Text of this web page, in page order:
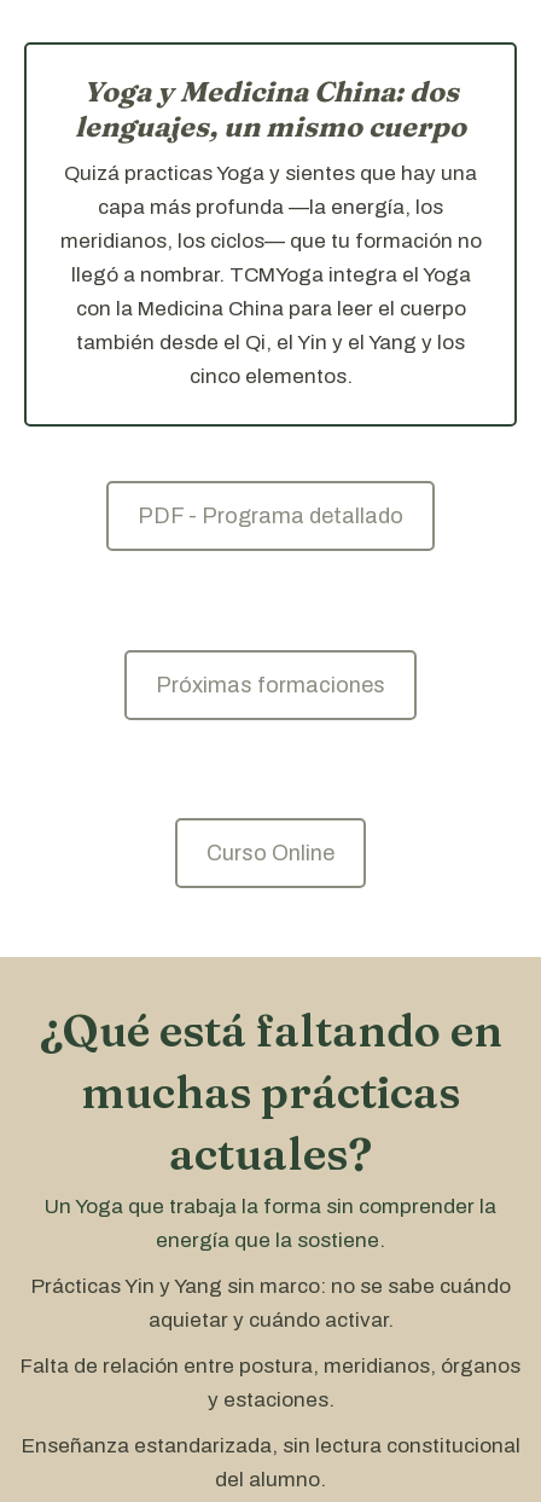
Yoga y Medicina China: dos
lenguajes, un mismo cuerpo
Quizá practicas Yoga y sientes que hay una
capa más profunda —la energía, los
meridianos, los ciclos— que tu formación no
llegó a nombrar. TCMYoga integra el Yoga
con la Medicina China para leer el cuerpo
también desde el Qi, el Yin y el Yang y los
cinco elementos.
PDF - Programa detallado
Próximas formaciones
Curso Online
¿Qué está faltando en
muchas prácticas
actuales?
Un Yoga que trabaja la forma sin comprender la
energía que la sostiene.
Prácticas Yin y Yang sin marco: no se sabe cuándo
aquietar y cuándo activar.
Falta de relación entre postura, meridianos, órganos
y estaciones.
Enseñanza estandarizada, sin lectura constitucional
del alumno.